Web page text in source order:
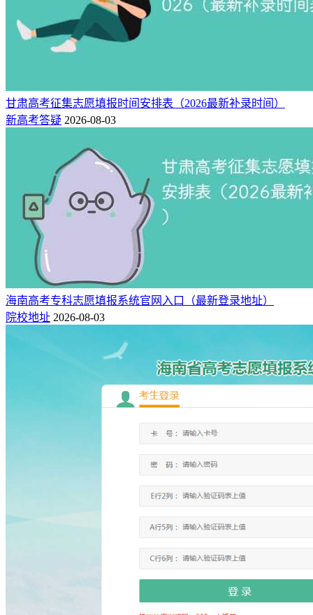
甘肃高考征集志愿填报时间安排表（2026最新补录时间）
新高考答疑 2026-08-03
海南高考专科志愿填报系统官网入口（最新登录地址）
院校地址 2026-08-03